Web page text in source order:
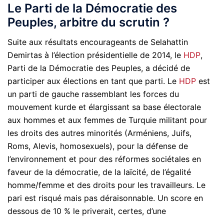
Le Parti de la Démocratie des
Peuples, arbitre du scrutin ?
Suite aux résultats encourageants de Selahattin
Demirtas à l’élection présidentielle de 2014, le HDP,
Parti de la Démocratie des Peuples, a décidé de
participer aux élections en tant que parti. Le HDP est
un parti de gauche rassemblant les forces du
mouvement kurde et élargissant sa base électorale
aux hommes et aux femmes de Turquie militant pour
les droits des autres minorités (Arméniens, Juifs,
Roms, Alevis, homosexuels), pour la défense de
l’environnement et pour des réformes sociétales en
faveur de la démocratie, de la laïcité, de l’égalité
homme/femme et des droits pour les travailleurs. Le
pari est risqué mais pas déraisonnable. Un score en
dessous de 10 % le priverait, certes, d’une